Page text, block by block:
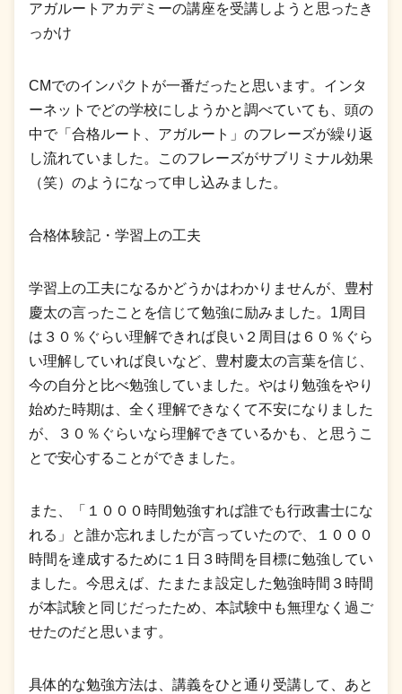
アガルートアカデミーの講座を受講しようと思ったき
っかけ
CMでのインパクトが一番だったと思います。インタ
ーネットでどの学校にしようかと調べていても、頭の
中で「合格ルート、アガルート」のフレーズが繰り返
し流れていました。このフレーズがサブリミナル効果
（笑）のようになって申し込みました。
合格体験記・学習上の工夫
学習上の工夫になるかどうかはわかりませんが、豊村
慶太の言ったことを信じて勉強に励みました。1周目
は３０％ぐらい理解できれば良い２周目は６０％ぐら
い理解していれば良いなど、豊村慶太の言葉を信じ、
今の自分と比べ勉強していました。やはり勉強をやり
始めた時期は、全く理解できなくて不安になりました
が、３０％ぐらいなら理解できているかも、と思うこ
とで安心することができました。
また、「１０００時間勉強すれば誰でも行政書士にな
れる」と誰か忘れましたが言っていたので、１０００
時間を達成するために１日３時間を目標に勉強してい
ました。今思えば、たまたま設定した勉強時間３時間
が本試験と同じだったため、本試験中も無理なく過ご
せたのだと思います。
具体的な勉強方法は、講義をひと通り受講して、あと